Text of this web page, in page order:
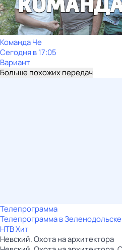
Команда Че
Сегодня в 17:05
Вариант
Больше похожих передач
Телепрограмма
Телепрограмма в Зеленодольске
НТВ Хит
Невский. Охота на архитектора